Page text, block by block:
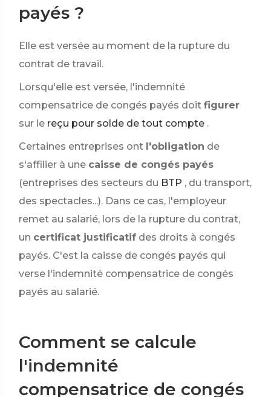
payés ?
Elle est versée au moment de la rupture du
contrat de travail.
Lorsqu'elle est versée, l'indemnité
compensatrice de congés payés doit figurer
sur le reçu pour solde de tout compte .
Certaines entreprises ont l'obligation de
s'affilier à une caisse de congés payés
(entreprises des secteurs du BTP , du transport,
des spectacles...). Dans ce cas, l'employeur
remet au salarié, lors de la rupture du contrat,
un certificat justificatif des droits à congés
payés. C'est la caisse de congés payés qui
verse l'indemnité compensatrice de congés
payés au salarié.
Comment se calcule
l'indemnité
compensatrice de congés